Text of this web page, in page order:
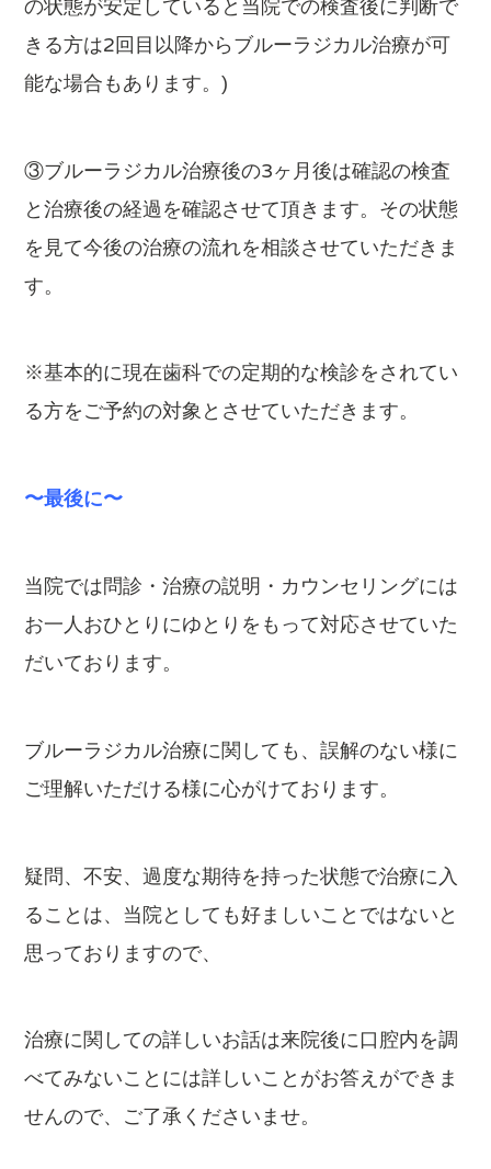
の状態が安定していると当院での検査後に判断で
きる方は2回目以降からブルーラジカル治療が可
能な場合もあります。)
③ブルーラジカル治療後の3ヶ月後は確認の検査
と治療後の経過を確認させて頂きます。その状態
を見て今後の治療の流れを相談させていただきま
す。
※基本的に現在歯科での定期的な検診をされてい
る方をご予約の対象とさせていただきます。
〜最後に〜
当院では問診・治療の説明・カウンセリングには
お一人おひとりにゆとりをもって対応させていた
だいております。
ブルーラジカル治療に関しても、誤解のない様に
ご理解いただける様に心がけております。
疑問、不安、過度な期待を持った状態で治療に入
ることは、当院としても好ましいことではないと
思っておりますので、
治療に関しての詳しいお話は来院後に口腔内を調
べてみないことには詳しいことがお答えができま
せんので、ご了承くださいませ。